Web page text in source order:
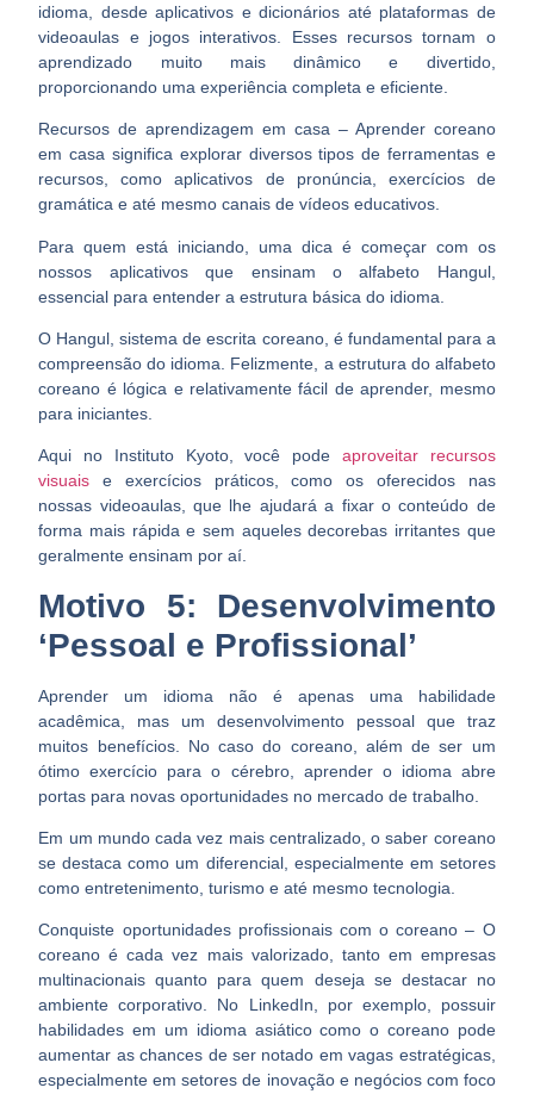
idioma, desde aplicativos e dicionários até plataformas de
videoaulas e jogos interativos. Esses recursos tornam o
aprendizado muito mais dinâmico e divertido,
proporcionando uma experiência completa e eficiente.
Recursos de aprendizagem em casa –Aprender coreano
em casa significa explorar diversos tipos de ferramentas e
recursos, como aplicativos de pronúncia, exercícios de
gramática e até mesmo canais de vídeos educativos.
Para quem está iniciando, uma dica é começar com os
nossos aplicativos que ensinam o alfabeto Hangul,
essencial para entender a estrutura básica do idioma.
O Hangul, sistema de escrita coreano, é fundamental para a
compreensão do idioma. Felizmente, a estrutura do alfabeto
coreano é lógica e relativamente fácil de aprender, mesmo
para iniciantes.
Aqui no Instituto Kyoto, você pode aproveitar recursos
visuais e exercícios práticos, como os oferecidos nas
nossas videoaulas, que lhe ajudará a fixar o conteúdo de
forma mais rápida e sem aqueles decorebas irritantes que
geralmente ensinam por aí.
Motivo 5: Desenvolvimento
‘Pessoal e Profissional’
Aprender um idioma não é apenas uma habilidade
acadêmica, mas um desenvolvimento pessoal que traz
muitos benefícios. No caso do coreano, além de ser um
ótimo exercício para o cérebro, aprender o idioma abre
portas para novas oportunidades no mercado de trabalho.
Em um mundo cada vez mais centralizado, o saber coreano
se destaca como um diferencial, especialmente em setores
como entretenimento, turismo e até mesmo tecnologia.
Conquiste oportunidades profissionais com o coreano – O
coreano é cada vez mais valorizado, tanto em empresas
multinacionais quanto para quem deseja se destacar no
ambiente corporativo. No LinkedIn, por exemplo, possuir
habilidades em um idioma asiático como o coreano pode
aumentar as chances de ser notado em vagas estratégicas,
especialmente em setores de inovação e negócios com foco